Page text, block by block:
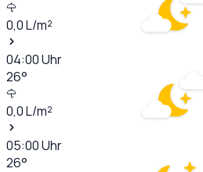
0,0L/m²
04:00Uhr
26°
0,0L/m²
05:00Uhr
26°